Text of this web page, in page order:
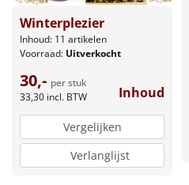
Winterplezier
Inhoud: 11 artikelen
Voorraad: Uitverkocht
30,- per stuk
33,30 incl. BTW Inhoud
Vergelijken
Verlanglijst